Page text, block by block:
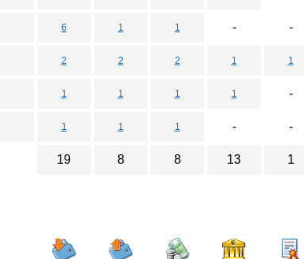
6 1 1 - -
2 2 2 1 1
1 1 1 1 -
1 1 1 - -
19 8 8 13 1